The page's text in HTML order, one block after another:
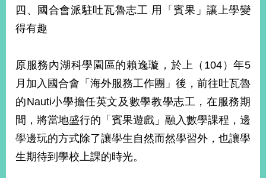
四、國合會派駐吐瓦魯志工 用「賓果」讓上學變
得有趣
原服務內湖科學園區的賴逸璇，於上（104）年5
月加入國合會「海外服務工作團」後，前往吐瓦魯
的Nauti小學擔任英文及數學教學志工，在服務期
間，將當地盛行的「賓果遊戲」融入數學課程，邊
學邊玩的方式除了讓學生自然而然學習外，也讓學
生期待到學校上課的時光。